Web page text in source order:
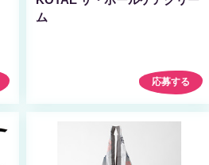
ム
応募する